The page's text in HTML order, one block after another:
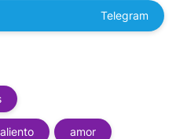
Telegram
aliento amor